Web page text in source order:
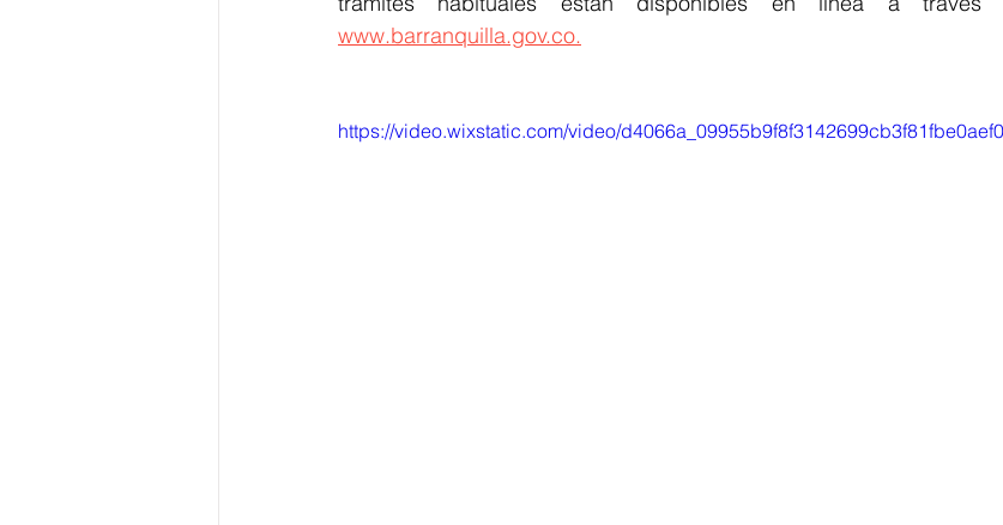
www.barranquilla.gov.co.
https://video.wixstatic.com/video/